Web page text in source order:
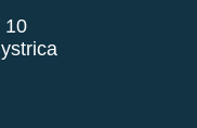
10